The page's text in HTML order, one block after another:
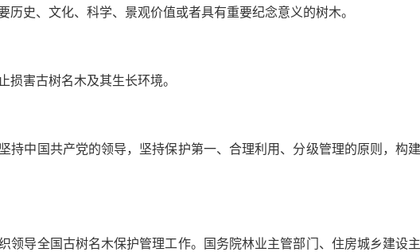
历史、文化、科学、景观价值或者具有重要纪念意义的树木。
损害古树名木及其生长环境。
持中国共产党的领导，坚持保护第一、合理利用、分级管理的原则，构
领导全国古树名木保护管理工作。国务院林业主管部门、住房城乡建设